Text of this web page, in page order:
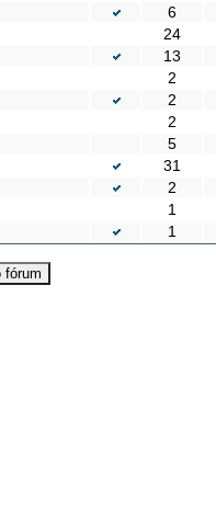
6
24
13
2
2
2
5
31
2
1
1